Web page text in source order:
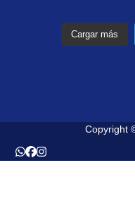
Cargar más
Copyright